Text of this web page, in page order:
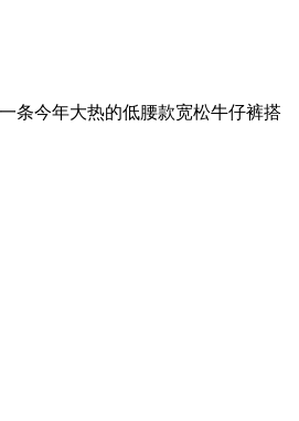
条今年大热的低腰款宽松牛仔裤搭